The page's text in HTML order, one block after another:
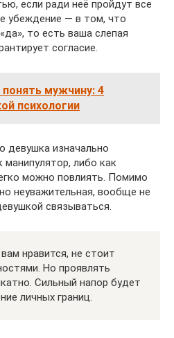
если ради неё пройдут все
убеждение — в том, что
то есть ваша слепая
согласие.
понять мужчину: 4
психологии
девушка изначально
манипулятор, либо как
можно повлиять. Помимо
неуважительная, вообще не
связываться.
нравится, не стоит
Но проявлять
Сильный напор будет
личных границ.